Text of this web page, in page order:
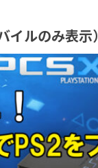
ルのみ表示）